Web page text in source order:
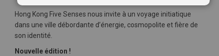
Hong Kong Five Senses nous invite à un voyage initiatique
dans une ville débordante d’énergie, cosmopolite et fière de
son identité.
Nouvelle édition !